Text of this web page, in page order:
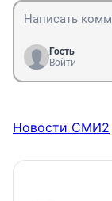
Гость
Войти
Новости СМИ2